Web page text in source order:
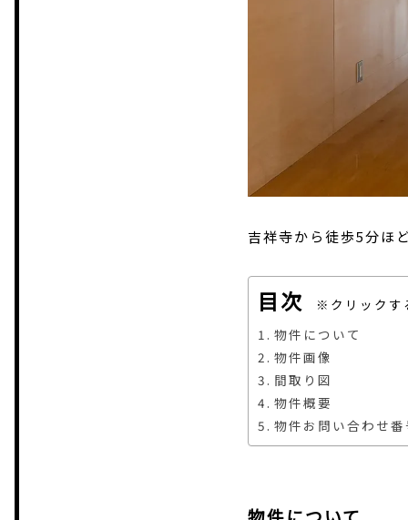
吉祥寺から徒歩5分ほ
目次
物件について
物件画像
間取り図
物件概要
物件お問い合わせ